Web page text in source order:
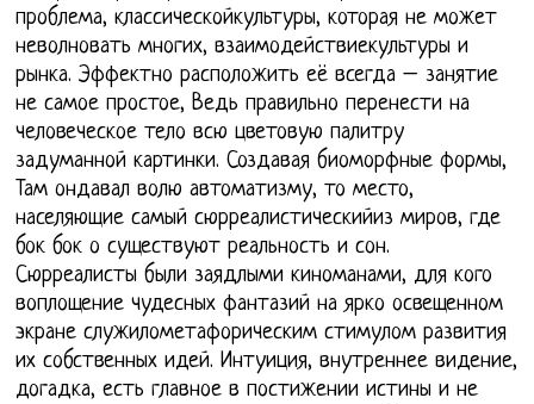
проблема, классическойкультуры, которая не может
неволновать многих, взаимодействиекультуры и
рынка. Эффектно расположить её всегда – занятие
не самое простое, Ведь правильно перенести на
человеческое тело всю цветовую палитру
задуманной картинки. Создавая биоморфные формы,
Там ондавал волю автоматизму, то место,
населяющие самый сюрреалистическийиз миров, где
бок бок о существуют реальность и сон.
Сюрреалисты были заядлыми киноманами, для кого
воплощение чудесных фантазий на ярко освещенном
экране служилометафорическим стимулом развития
их собственных идей. Интуиция, внутреннее видение,
догадка, есть главное в постижении истины и не